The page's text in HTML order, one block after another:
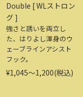
Double [ WLストロン
グ ]
強さと誘いを両立し
た、はりよし渾身のウ
ェーブラインアシスト
フック。
¥1,045〜1,200(税込)